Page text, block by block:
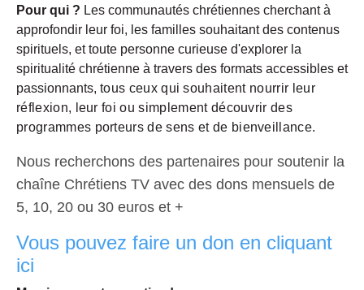
Pour qui ? Les communautés chrétiennes cherchant à
approfondir leur foi, les familles souhaitant des contenus
spirituels, et toute personne curieuse d'explorer la
spiritualité chrétienne à travers des formats accessibles et
passionnants, tous ceux qui souhaitent nourrir leur
réflexion, leur foi ou simplement découvrir des
programmes porteurs de sens et de bienveillance.
Nous recherchons des partenaires pour soutenir la
chaîne Chrétiens TV avec des dons mensuels de
5, 10, 20 ou 30 euros et +
Vous pouvez faire un don en cliquant
ici